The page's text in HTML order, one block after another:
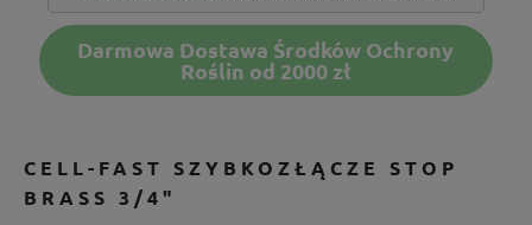
Darmowa Dostawa Środków Ochrony
Roślin od 2000 zł
CELL-FAST SZYBKOZŁĄCZE STOP
BRASS 3/4"